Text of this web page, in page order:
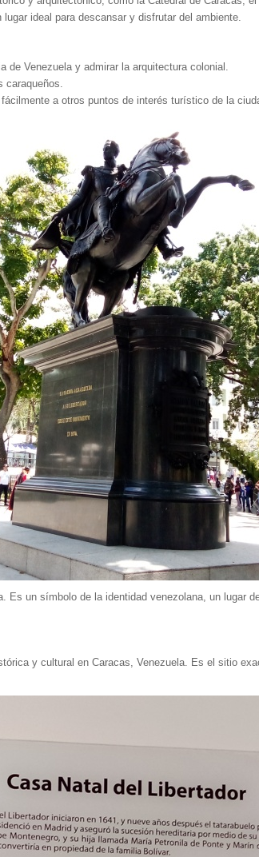
ideal para descansar y disfrutar del ambiente.
de Venezuela y admirar la arquitectura colonial.
caraqueños.
a otros puntos de interés turístico de la
un símbolo de la identidad venezolana, un lugar
y cultural en Caracas, Venezuela. Es el sitio